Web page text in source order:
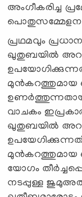
അംഗീകരിച്ച
പ്രഥമവും
ഖുതുബയില്‍
മുന്‍കറത്തുമായ
വാചകം
ഖുതുബയില്‍
യോഗം
നടപ്പുള്ള